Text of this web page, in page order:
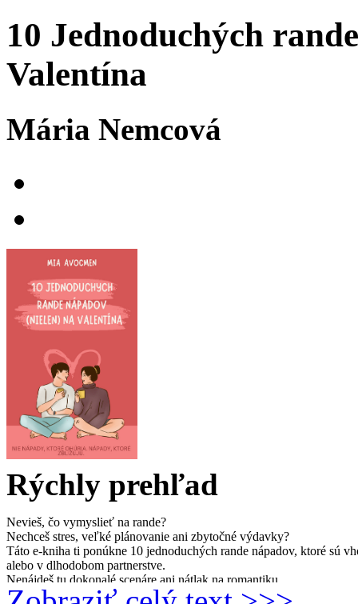
10 Jednoduchých
Valentína
Mária Nemcová
Rýchly prehľad
Nevieš, čo vymyslieť na rande?
Nechceš stres, veľké plánovanie ani zbytočné výdavky?
Táto e-kniha ti ponúkne 10 jednoduchých rande nápadov, ktoré sú
alebo v dlhodobom partnerstve.
Nenájdeš tu dokonalé scenáre ani nátlak na romantiku.
Nájdeš tu inšpiráciu na chvíle, ktoré zbližujú.